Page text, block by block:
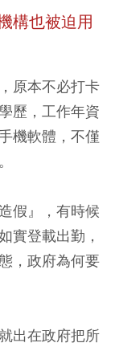
構也被迫用
原本不必打卡
歷，工作年資
機軟體，不僅
假』，有時候
實登載出勤，
，政府為何要
出在政府把所